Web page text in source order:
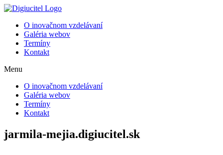
Preskočiť
obsah
O inovačnom vzdelávaní
Galéria webov
Termíny
Kontakt
Menu
O inovačnom vzdelávaní
Galéria webov
Termíny
Kontakt
jarmila-mejia.digiucitel.sk